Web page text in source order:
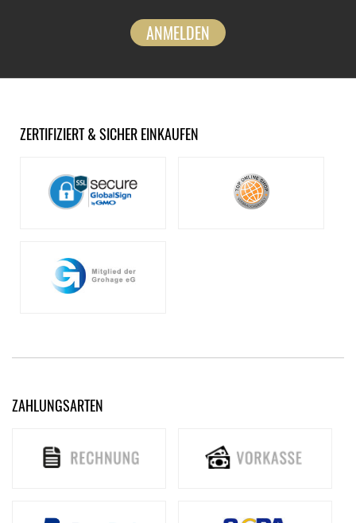
ANMELDEN
ZERTIFIZIERT & SICHER EINKAUFEN
ZAHLUNGSARTEN